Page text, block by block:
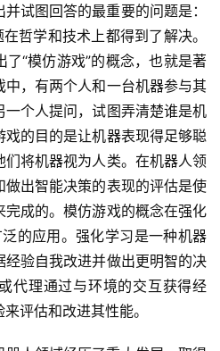
试图回答的最重要的问题是：
哲学和技术上都得到了解决。
“模仿游戏”的概念，也就是著
，有两个人和一台机器参与其
个人提问，试图弄清楚谁是机
的目的是让机器表现得足够聪
将机器视为人类。在机器人领
出智能决策的表现的评估是使
成的。模仿游戏的概念在强化
的应用。强化学习是一种机器
验自我改进并做出更明智的决
代理通过与环境的交互获得经
评估和改进其性能。